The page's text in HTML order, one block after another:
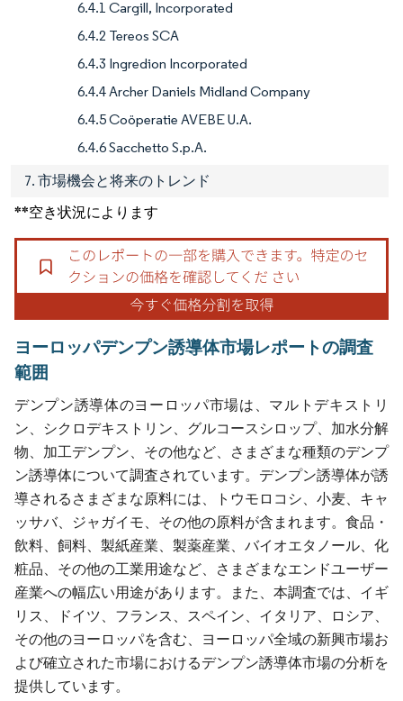
6.4.1 Cargill, Incorporated
6.4.2 Tereos SCA
6.4.3 Ingredion Incorporated
6.4.4 Archer Daniels Midland Company
6.4.5 Coöperatie AVEBE U.A.
6.4.6 Sacchetto S.p.A.
7. 市場機会と将来のトレンド
**空き状況によります
ヨーロッパデンプン誘導体市場レポートの調査
範囲
デンプン誘導体のヨーロッパ市場は、マルトデキストリ
ン、シクロデキストリン、グルコースシロップ、加水分解
物、加工デンプン、その他など、さまざまな種類のデンプ
ン誘導体について調査されています。デンプン誘導体が誘
導されるさまざまな原料には、トウモロコシ、小麦、キャ
ッサバ、ジャガイモ、その他の原料が含まれます。食品・
飲料、飼料、製紙産業、製薬産業、バイオエタノール、化
粧品、その他の工業用途など、さまざまなエンドユーザー
産業への幅広い用途があります。また、本調査では、イギ
リス、ドイツ、フランス、スペイン、イタリア、ロシア、
その他のヨーロッパを含む、ヨーロッパ全域の新興市場お
よび確立された市場におけるデンプン誘導体市場の分析を
提供しています。